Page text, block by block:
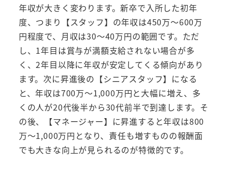
年収が大きく変わります。新卒で入所した初年
度、つまり【スタッフ】の年収は450万～600万
円程度で、月収は30～40万円の範囲です。ただ
し、1年目は賞与が満額支給されない場合が多
く、2年目以降に年収が安定してくる傾向があり
ます。次に昇進後の【シニアスタッフ】になる
と、年収は700万～1,000万円と大幅に増え、多
くの人が20代後半から30代前半で到達します。そ
の後、【マネージャー】に昇進すると年収は800
万～1,000万円となり、責任も増すものの報酬面
でも大きな向上が見られるのが特徴的です。